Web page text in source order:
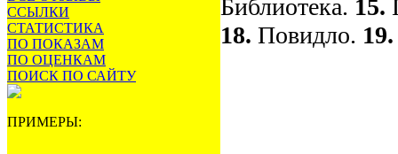
ССЫЛКИ
СТАТИСТИКА
ПО ПОКАЗАМ
ПО ОЦЕНКАМ
ПОИСК ПО САЙТУ
ПРИМЕРЫ:
Библиотека. 15.
18. Повидло.